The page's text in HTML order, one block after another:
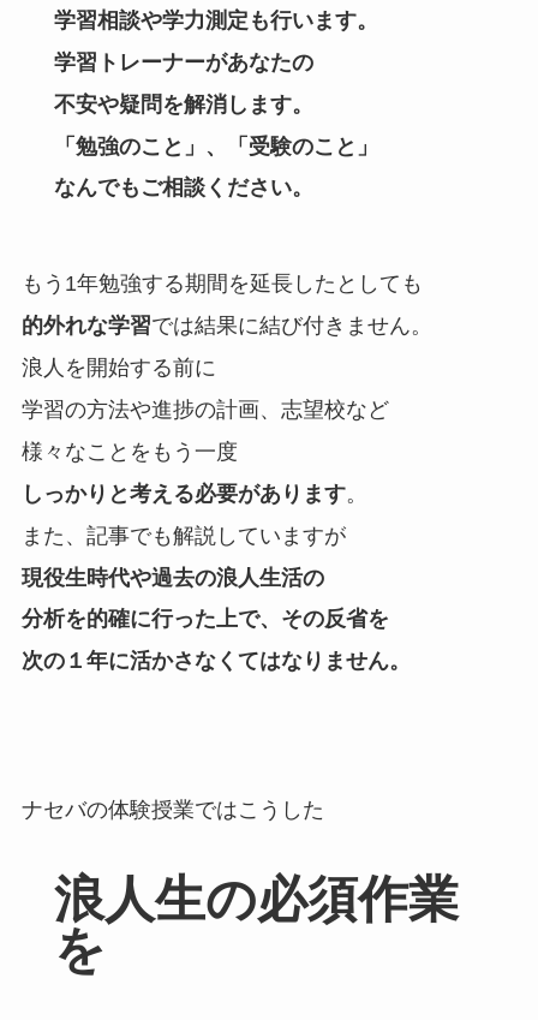
学習相談や学力測定も行います。
学習トレーナーがあなたの
不安や疑問を解消します。
「勉強のこと」、「受験のこと」
なんでもご相談ください。
もう1年勉強する期間を延長したとしても
的外れな学習では結果に結び付きません。
浪人を開始する前に
学習の方法や進捗の計画、志望校など
様々なことをもう一度
しっかりと考える必要があります。
また、記事でも解説していますが
現役生時代や過去の浪人生活の
分析を的確に行った上で、その反省を
次の１年に活かさなくてはなりません。
ナセバの体験授業ではこうした
浪人生の必須作業
を